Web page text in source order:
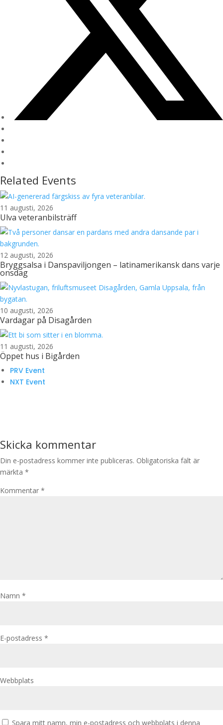
Related Events
11 augusti, 2026
Ulva veteranbilsträff
12 augusti, 2026
Bryggsalsa i Danspaviljongen – latinamerikansk dans varje
onsdag
10 augusti, 2026
Vardagar på Disagården
11 augusti, 2026
Öppet hus i Bigården
PRV Event
NXT Event
Skicka kommentar
Din e-postadress kommer inte publiceras. Obligatoriska fält är
märkta *
Kommentar *
Namn *
E-postadress *
Webbplats
Spara mitt namn, min e-postadress och webbplats i denna